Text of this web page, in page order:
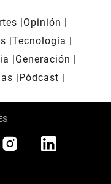
Opinión
Tecnología
Generación
Pódcast